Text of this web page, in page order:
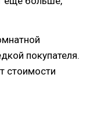
покупателя.
стоимости